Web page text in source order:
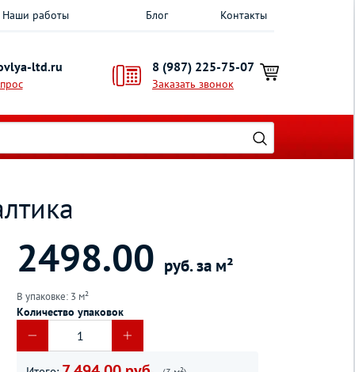
Наши работы Блог Контакты
ltd.ru 8 (987) 225-75-07
Заказать звонок
2498.00 руб. за м²
В упаковке: 3 м²
Количество упаковок